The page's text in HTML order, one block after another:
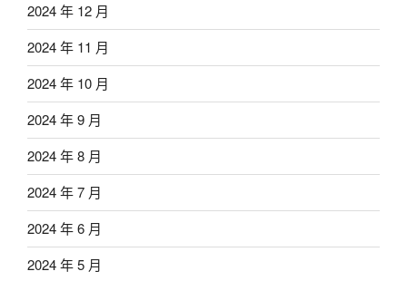
2024 年 12 月
2024 年 11 月
2024 年 10 月
2024 年 9 月
2024 年 8 月
2024 年 7 月
2024 年 6 月
2024 年 5 月